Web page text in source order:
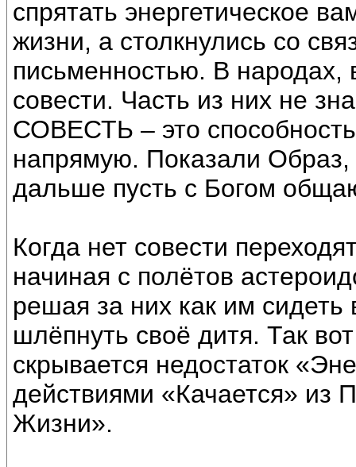
спрятать энергетическое
жизни, а столкнулись со
письменностью. В народах,
совести. Часть из них не
СОВЕСТЬ – это
напрямую. Показали
дальше пусть с Богом
Когда нет совести
начиная с полётов
решая за них как им
шлёпнуть своё дитя. Так
скрывается недостаток
действиями «Качается» из
Жизни».